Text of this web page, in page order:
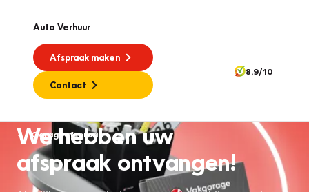
Auto Verhuur
Afspraak maken
Contact
8.9/10
Garageafspraak
We hebben uw
afspraak ontvangen!